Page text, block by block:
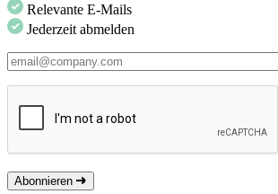
Relevante E-Mails
Jederzeit abmelden
Abonnieren